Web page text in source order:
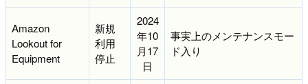
Amazon
Lookout for
Equipment
新規
利用
停止
2024
年10
月17
日
事実上のメンテナンスモー
ド入り